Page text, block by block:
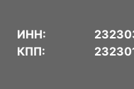
ИНН:
КПП: